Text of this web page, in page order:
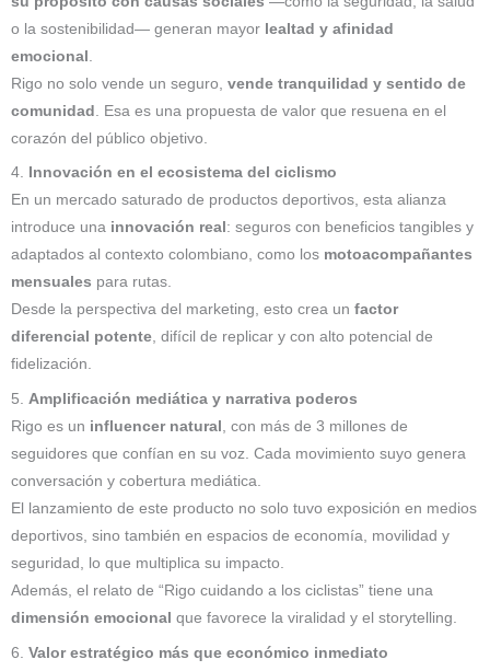
o la sostenibilidad— generan mayor lealtad y afinidad
emocional
Rigo no solo vende un seguro, vende tranquilidad y sentido de
comunidad . Esa es una propuesta de valor que resuena en el
corazón del público objetivo.
4.
Innovación en el ecosistema del ciclismo
En un mercado saturado de productos deportivos, esta alianza
introduce una innovación real : seguros con beneficios tangibles y
adaptados al contexto colombiano, como los motoacompañantes
mensuales para rutas.
Desde la perspectiva del marketing, esto crea un factor
diferencial potente, difícil de replicar y con alto potencial de
fidelización.
5. Amplificación mediática y narrativa poderos
Rigo es un influencer natural , con más de 3 millones de
seguidores que confían en su voz. Cada movimiento suyo genera
conversación y cobertura mediática.
El lanzamiento de este producto no solo tuvo exposición en medios
deportivos, sino también en espacios de economía, movilidad y
seguridad, lo que multiplica su impacto.
Además, el relato de “Rigo cuidando a los ciclistas” tiene una
dimensión emocional que favorece la viralidad y el storytelling.
6. Valor estratégico más que económico inmediato